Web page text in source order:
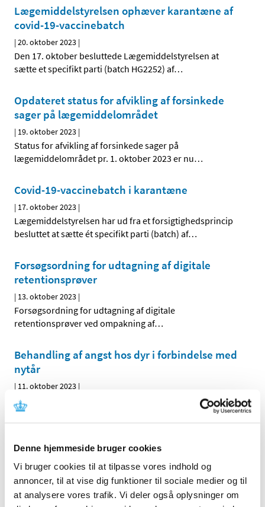
Denne hjemmeside bruger cookies
Vi bruger cookies til at tilpasse vores indhold og
annoncer, til at vise dig funktioner til sociale medier og til
at analysere vores trafik. Vi deler også oplysninger om
Lægemiddelstyrelsen ophæver karantæne af
covid-19-vaccinebatch
|20. oktober 2023 |
Den 17. oktober besluttede Lægemiddelstyrelsen at
sætte et specifikt parti (batch HG2252) af…
Opdateret status for afvikling af forsinkede
sager på lægemiddelområdet
| 19. oktober 2023 |
Status for afvikling af forsinkede sager på
lægemiddelområdet pr. 1. oktober 2023 er nu…
Covid-19-vaccinebatch i karantæne
| 17. oktober 2023 |
Lægemiddelstyrelsen har ud fra et forsigtighedsprincip
besluttet at sætte ét specifikt parti (batch) af…
Forsøgsordning for udtagning af digitale
retentionsprøver
| 13. oktober 2023 |
Forsøgsordning for udtagning af digitale
retentionsprøver ved ompakning af…
Behandling af angst hos dyr i forbindelse med
nytår
| 11. oktober 2023 |
Lægemiddelstyrelsen har før i tiden givet
udleveringstilladelse til acepromazin til behandling af…
VYDURA mod migræne bliver en del af
klausuleret tilskud
11. oktober 2023
Fra den 16. oktober 2023 får migrænemedicinen VYDURA